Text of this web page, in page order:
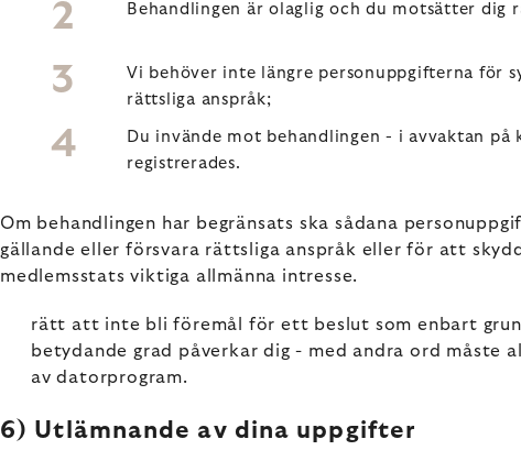
Behandlingen är olaglig och du motsätter dig
Vi behöver inte längre personuppgifterna för
rättsliga anspråk;
Du invände mot behandlingen - i avvaktan
registrerades.
Om behandlingen har begränsats ska sådana
gällande eller försvara rättsliga anspråk eller för att
medlemsstats viktiga allmänna intresse.
rätt att inte bli föremål för ett beslut som enbart
betydande grad påverkar dig - med andra ord måste
av datorprogram.
6) Utlämnande av dina uppgifter